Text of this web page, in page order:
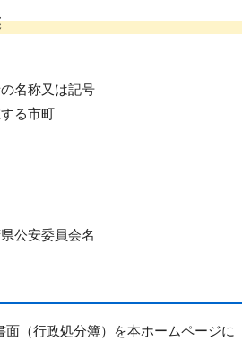
名称又は記号
る市町
公安委員会名
（行政処分簿）を本ホームページに